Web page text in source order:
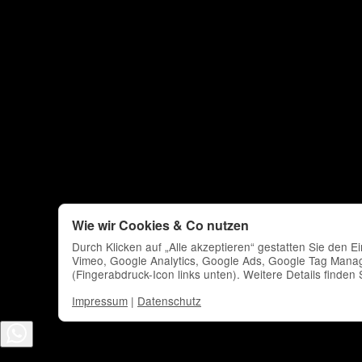
Wie wir Cookies & Co nutzen
Durch Klicken auf „Alle akzeptieren“ gestatten Sie den
Vimeo, Google Analytics, Google Ads, Google Tag
(Fingerabdruck-Icon links unten). Weitere Details
Impressum | Datenschutz